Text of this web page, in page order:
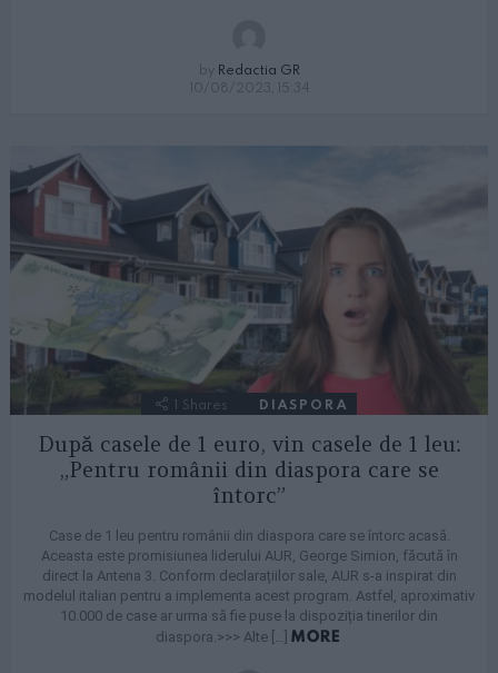
by Redactia GR
10/08/2023, 15:34
1 Shares DIASPORA
După casele de 1 euro, vin casele de 1 leu:
„Pentru românii din diaspora care se
întorc”
Case de 1 leu pentru românii din diaspora care se întorc acasă.
Aceasta este promisiunea liderului AUR, George Simion, făcută în
direct la Antena 3. Conform declarațiilor sale, AUR s-a inspirat din
modelul italian pentru a implementa acest program. Astfel, aproximativ
10.000 de case ar urma să fie puse la dispoziția tinerilor din
diaspora.>>> Alte […]MORE